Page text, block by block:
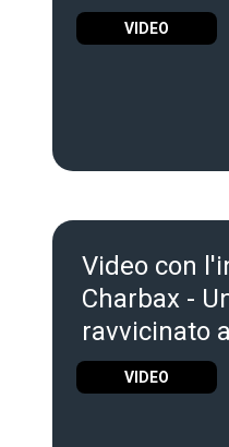
VIDEO
Video con
Charbax -
ravvicinato
International
SPS
VIDEO